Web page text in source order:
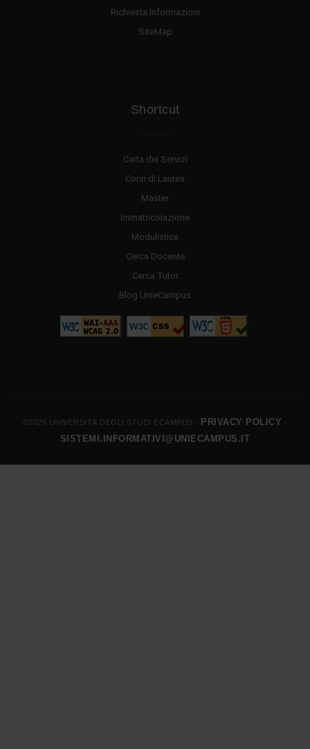
Richiesta Informazioni
SiteMap
Shortcut
Carta dei Servizi
Corsi di Laurea
Master
Immatricolazione
Modulistica
Cerca Docente
Cerca Tutor
Blog UnieCampus
©2026 UNIVERSITÀ DEGLI STUDI ECAMPUS - PRIVACY POLICY -
SISTEMI.INFORMATIVI@UNIECAMPUS.IT